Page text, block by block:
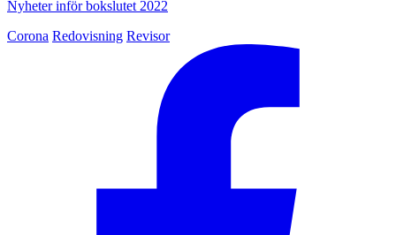
Nyheter inför bokslutet 2022
Corona Redovisning Revisor